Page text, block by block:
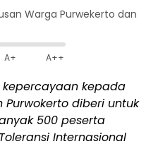
Warga Purwekerto dan
A+ A++
kepada
diberi untuk
500 peserta
Internasional